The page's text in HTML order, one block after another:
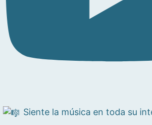
Siente la música en toda su